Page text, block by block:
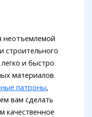
неотъемлемой
строительного
и быстро
материалов.
патроны,
вам сделать
качественное